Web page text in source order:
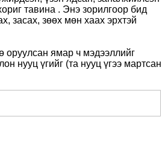
тавина . Энэ зорилгоор бид
засах, зөөх мөн хаах эрхтэй
оруулсан ямар ч мэдээллийг
нууц үгийг (та нууц үгээ мартсан